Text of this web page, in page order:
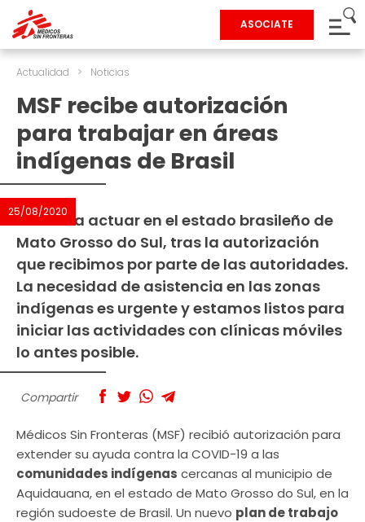
ASOCIATE
Actualidad > Noticias
MSF recibe autorización
para trabajar en áreas
indígenas de Brasil
25/08/2020
Vamos a actuar en el estado brasileño de
Mato Grosso do Sul, tras la autorización
que recibimos por parte de las autoridades.
La necesidad de asistencia en las zonas
indígenas es urgente y estamos listos para
iniciar las actividades con clínicas móviles
lo antes posible.
Compartir
Médicos Sin Fronteras (MSF) recibió autorización para
extender su ayuda contra la COVID-19 a las
comunidades indígenas cercanas al municipio de
Aquidauana, en el estado de Mato Grosso do Sul, en la
región sudoeste de Brasil. Un nuevo plan de trabajo